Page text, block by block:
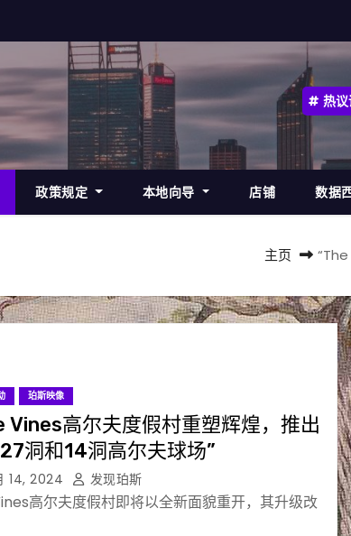
热
政策规定 本地向导 店铺 数据
主页
珀斯映像
Vines高尔夫度假村重塑辉煌，推出
洞和14洞高尔夫球场”
14, 2024 发现珀斯
高尔夫度假村即将以全新面貌重开，其升级改